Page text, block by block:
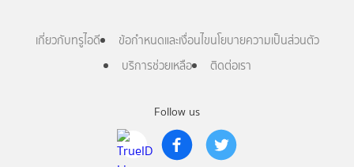
Follow us
เกี่ยวกับทรูไอดี ข้อกำหนดและเงื่อนไขนโยบายความเป็นส่วนตัว
บริการช่วยเหลือ
ติดต่อเรา